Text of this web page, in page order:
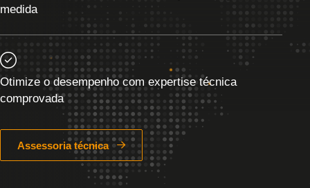
medida
Otimize o desempenho com expertise técnica
comprovada
Assessoria técnica